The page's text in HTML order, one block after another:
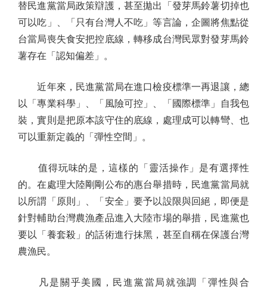
替民進黨當局政策辯護，甚至拋出「發芽馬鈴薯切掉也
可以吃」、「只有台灣人不吃」等言論，企圖將焦點從
台當局喪失食安把控底線，轉移成台灣民眾對發芽馬鈴
薯存在「認知偏差」。
近年來，民進黨當局在進口檢疫標準一再退讓，總
以「專業科學」、「風險可控」、「國際標準」自我包
裝，實則是把原本該守住的底線，處理成可以轉彎、也
可以重新定義的「彈性空間」。
值得玩味的是，這樣的「靈活操作」是有選擇性
的。在處理大陸剛剛公布的惠台舉措時，民進黨當局就
以所謂「原則」、「安全」要予以設限與回絕，即便是
針對輔助台灣農漁產品進入大陸市場的舉措，民進黨也
要以「養套殺」的話術進行抹黑，甚至自稱在保護台灣
農漁民。
凡是關乎美國，民進黨當局就強調「彈性與合